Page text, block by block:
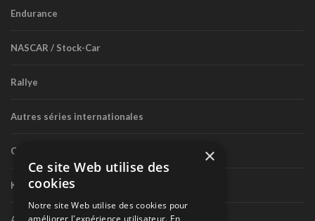
Endurance
NASCAR / Stock-Car
Rallye
Autres séries internationales
Circuit routier canadien
Karting
×
Ce site Web utilise des
cookies
Notre site Web utilise des cookies pour
améliorer l'expérience utilisateur. En